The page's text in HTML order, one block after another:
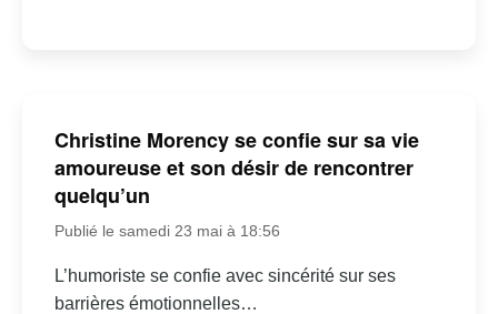
Christine Morency se confie sur sa vie
amoureuse et son désir de rencontrer
quelqu’un
Publié le samedi 23 mai à 18:56
L’humoriste se confie avec sincérité sur ses
barrières émotionnelles…